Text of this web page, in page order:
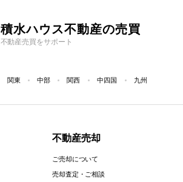
積水ハウス不動産の売買
不動産売買をサポート
関東 中部 関西 中四国 九州
不動産売却
ご売却について
売却査定・ご相談